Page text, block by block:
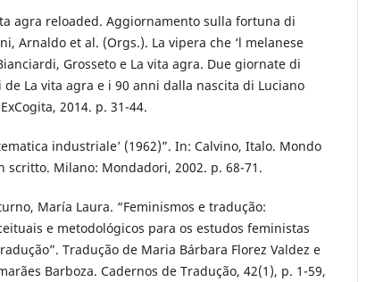
agra reloaded. Aggiornamento sulla fortuna di
Arnaldo et al. (Orgs.). La vipera che ‘l melanese
Grosseto e La vita agra. Due giornate di
La vita agra e i 90 anni dalla nascita di Luciano
2014. p. 31-44.
industriale’ (1962)”. In: Calvino, Italo. Mondo
scritto. Milano: Mondadori, 2002. p. 68-71.
María Laura. “Feminismos e tradução:
e metodológicos para os estudos feministas
Tradução de Maria Bárbara Florez Valdez e
Barboza. Cadernos de Tradução, 42(1), p. 1-59,